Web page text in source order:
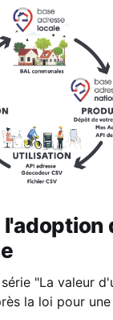
"La valeur